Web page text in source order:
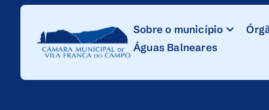
Skip
Content
Sobre o município
Águas Balneares